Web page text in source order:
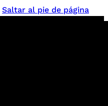
Saltar al pie de página